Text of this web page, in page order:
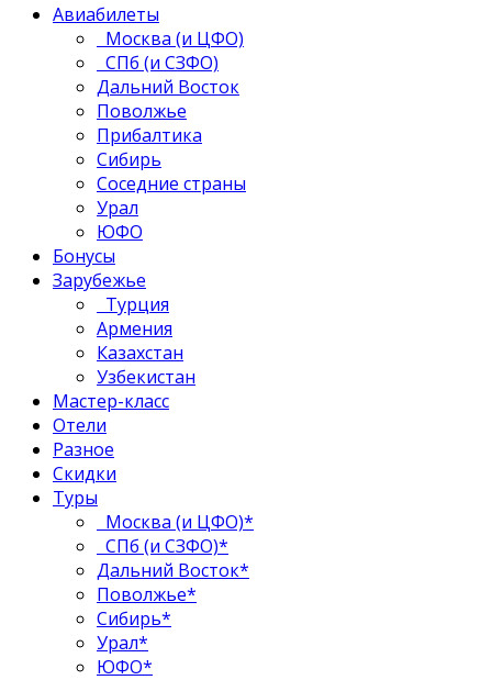
Авиабилеты
Москва (и ЦФО)
СПб (и СЗФО)
Дальний Восток
Поволжье
Прибалтика
Сибирь
Соседние страны
Урал
ЮФО
Бонусы
Зарубежье
Турция
Армения
Казахстан
Узбекистан
Мастер-класс
Отели
Разное
Скидки
Туры
Москва (и ЦФО)*
СПб (и СЗФО)*
Дальний Восток*
Поволжье*
Сибирь*
Урал*
ЮФО*